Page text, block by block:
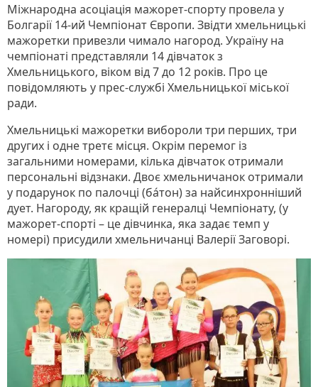
Міжнародна асоціація мажорет-спорту провела у
Болгарії 14-ий Чемпіонат Європи. Звідти хмельницькі
мажоретки привезли чимало нагород. Україну на
чемпіонаті представляли 14 дівчаток з
Хмельницького, віком від 7 до 12 років. Про це
повідомляють у прес-службі Хмельницької міської
ради.
Хмельницькі мажоретки вибороли три перших, три
других і одне третє місця. Окрім перемог із
загальними номерами, кілька дівчаток отримали
персональні відзнаки. Двоє хмельничанок отримали
у подарунок по палочці (бáтон) за найсинхронніший
дует. Нагороду, як кращій генералці Чемпіонату, (у
мажорет-спорті – це дівчинка, яка задає темп у
номері) присудили хмельничанці Валерії Заговорі.